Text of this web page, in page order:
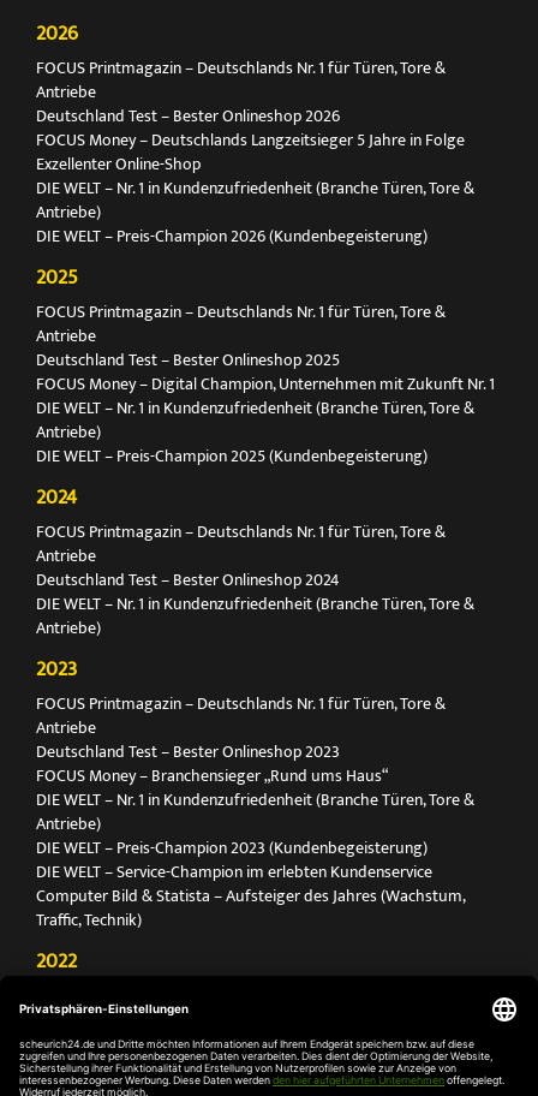
2026
FOCUS Printmagazin – Deutschlands Nr. 1 für Türen, Tore &
Antriebe
Deutschland Test – Bester Onlineshop 2026
FOCUS Money – Deutschlands Langzeitsieger 5 Jahre in Folge
Exzellenter Online-Shop
DIE WELT – Nr. 1 in Kundenzufriedenheit (Branche Türen, Tore &
Antriebe)
DIE WELT – Preis-Champion 2026 (Kundenbegeisterung)
2025
FOCUS Printmagazin – Deutschlands Nr. 1 für Türen, Tore &
Antriebe
Deutschland Test – Bester Onlineshop 2025
FOCUS Money – Digital Champion, Unternehmen mit Zukunft Nr. 1
DIE WELT – Nr. 1 in Kundenzufriedenheit (Branche Türen, Tore &
Antriebe)
DIE WELT – Preis-Champion 2025 (Kundenbegeisterung)
2024
FOCUS Printmagazin – Deutschlands Nr. 1 für Türen, Tore &
Antriebe
Deutschland Test – Bester Onlineshop 2024
DIE WELT – Nr. 1 in Kundenzufriedenheit (Branche Türen, Tore &
Antriebe)
2023
FOCUS Printmagazin – Deutschlands Nr. 1 für Türen, Tore &
Antriebe
Deutschland Test – Bester Onlineshop 2023
FOCUS Money – Branchensieger „Rund ums Haus“
DIE WELT – Nr. 1 in Kundenzufriedenheit (Branche Türen, Tore &
Antriebe)
DIE WELT – Preis-Champion 2023 (Kundenbegeisterung)
DIE WELT – Service-Champion im erlebten Kundenservice
Computer Bild & Statista – Aufsteiger des Jahres (Wachstum,
Traffic, Technik)
2022
Antriebe
Deutschland Test – Bester Onlineshop 2022
FOCUS Money – Branchensieger „Rund ums Haus“